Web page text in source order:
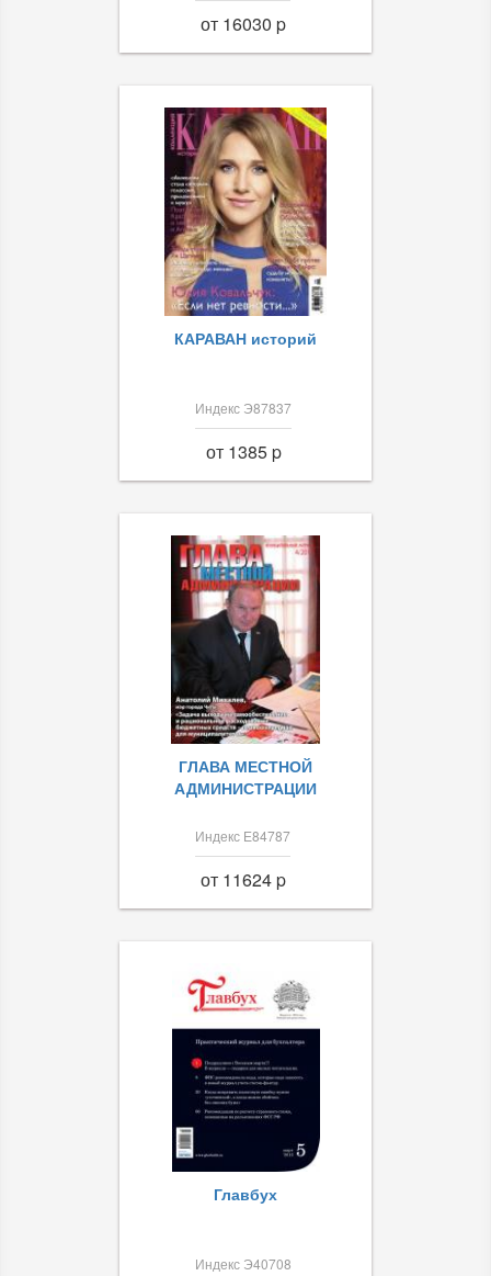
от 16030 p
КАРАВАН историй
Индекс Э87837
от 1385 p
ГЛАВА МЕСТНОЙ
АДМИНИСТРАЦИИ
Индекс Е84787
от 11624 p
Главбух
Индекс Э40708